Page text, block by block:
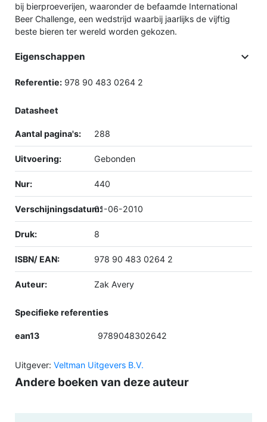
bij bierproeverijen, waaronder de befaamde International
Beer Challenge, een wedstrijd waarbij jaarlijks de vijftig
beste bieren ter wereld worden gekozen.
Eigenschappen 
Referentie: 978 90 483 0264 2
Datasheet
Aantal pagina's: 288
Uitvoering: Gebonden
Nur: 440
Verschijningsdatum:01-06-2010
Druk: 8
ISBN/ EAN: 978 90 483 0264 2
Auteur: Zak Avery
Specifieke referenties
ean13 9789048302642
Uitgever: Veltman Uitgevers B.V.
Andere boeken van deze auteur